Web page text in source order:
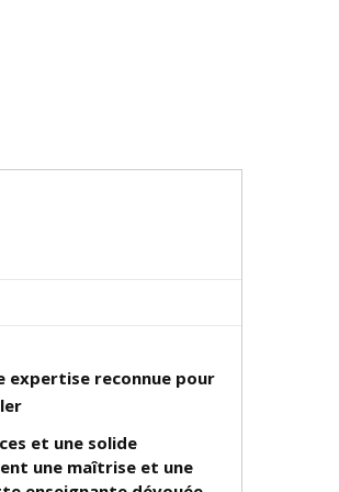
expertise reconnue pour
et une solide
une maîtrise et une